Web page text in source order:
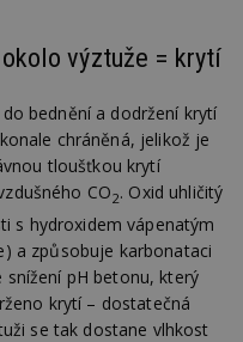
výztuže = krytí
bednění a dodržení krytí
chráněná, jelikož je
tloušťkou krytí
CO2. Oxid uhličitý
s hydroxidem vápenatým
a způsobuje karbonataci
pH betonu, který
krytí – dostatečná
se tak dostane vlhkost